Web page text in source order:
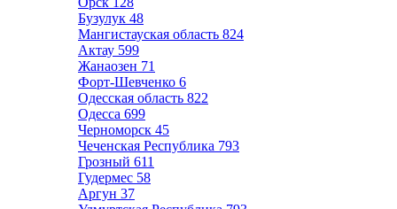
Бузулук 48
Мангистауская область 824
Актау 599
Жанаозен 71
Форт-Шевченко 6
Одесская область 822
Одесса 699
Черноморск 45
Чеченская Республика 793
Грозный 611
Гудермес 58
Аргун 37